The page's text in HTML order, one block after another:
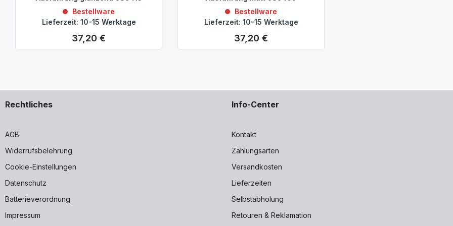
Bestellware
Lieferzeit: 10-15 Werktage
Regulärer Preis:
37,20 €
Bestellware
Lieferzeit: 10-15 Werktage
Regulärer Preis:
37,20 €
Rechtliches
AGB
Widerrufsbelehrung
Cookie-Einstellungen
Datenschutz
Batterieverordnung
Impressum
Info-Center
Kontakt
Zahlungsarten
Versandkosten
Lieferzeiten
Selbstabholung
Retouren & Reklamation